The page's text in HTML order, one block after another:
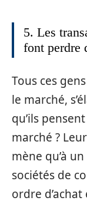
5. Les
font perdre
Tous ces
le marché,
qu’ils
marché ?
mène qu’à
sociétés de
ordre